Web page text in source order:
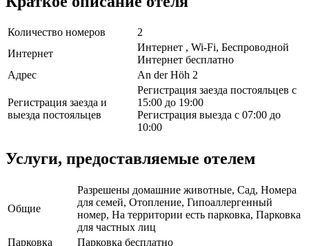
Количество номеров
2
Интернет
Интернет , Wi-Fi, Беспроводной
Интернет бесплатно
Адрес
An der Höh 2
Регистрация заезда и
выезда постояльцев
Регистрация заезда постояльцев с
15:00 до 19:00
Регистрация выезда с 07:00 до
10:00
Услуги, предоставляемые отелем
Общие
Разрешены домашние животные, Сад, Номера
для семей, Отопление, Гипоаллергенный
номер, На территории есть парковка, Парковка
для частных лиц
Парковка
Парковка бесплатно